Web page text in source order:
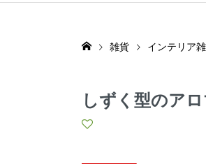
雑貨 インテリア
しずく型のア